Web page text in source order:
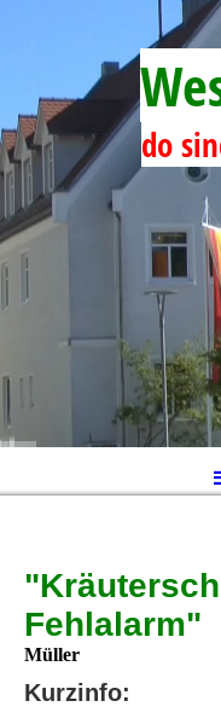
do
Fehlalarm"
Müller
Kurzinfo: